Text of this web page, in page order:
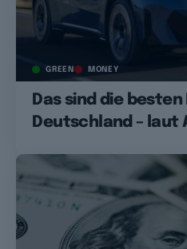
GREEN MONEY
Das sind die
Deutschland – laut